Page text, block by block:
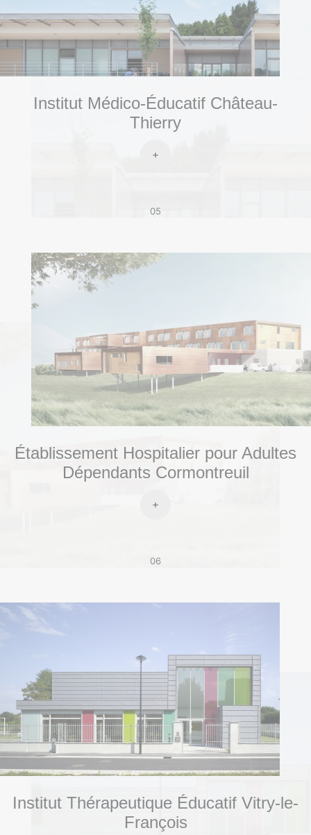
Institut Médico-Éducatif Château-
Thierry
05
Établissement Hospitalier pour Adultes
Dépendants Cormontreuil
06
Institut Thérapeutique Éducatif Vitry-le-
François